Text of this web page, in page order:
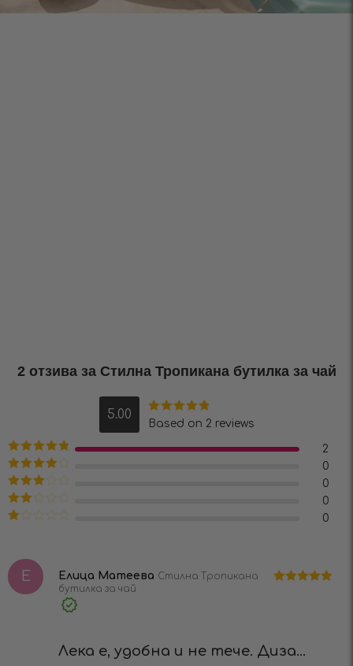
2 отзива за Стилна Тропикана бутилка за чай
5.00
Оценено на
Based on 2 reviews
Оценено на
5
от 5
2
Оценено
на4 от 5
0
Оценено
на
3
от
5
0
Оценено
0
от
0
Е Елица Матеева Стилна Тропикана
бутилка за чай
Лека е, удобна и не тече. Диза...